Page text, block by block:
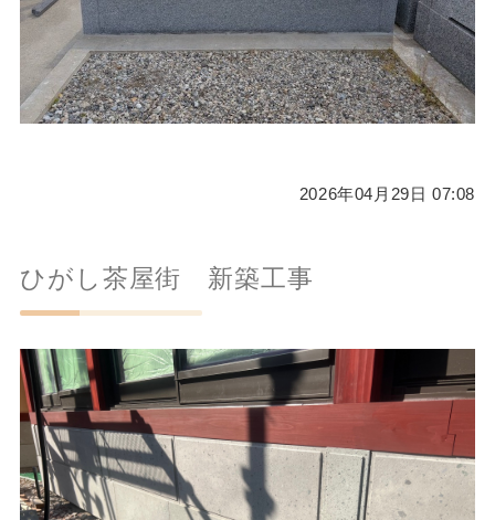
2026年04月29日 07:08
ひがし茶屋街 新築工事